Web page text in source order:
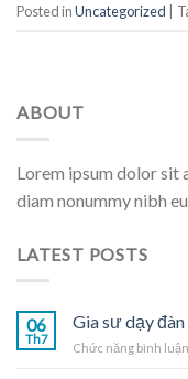
Posted inUncategorized
ABOUT
Lorem ipsum dolor sit
diam nonummy nibh
LATEST POSTS
06
Th7
Gia sư dạy
Chức năng bình